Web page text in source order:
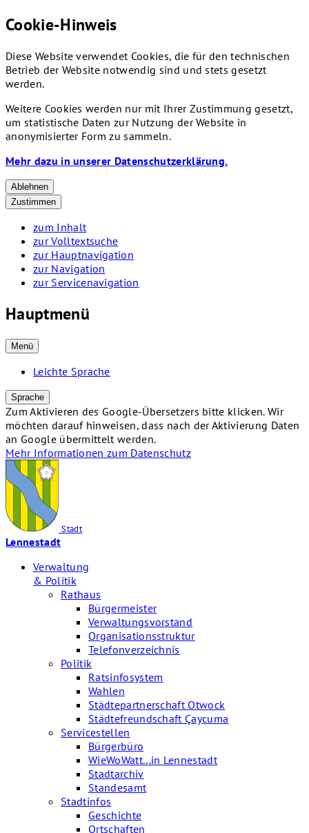
Cookie-Hinweis
Diese Website verwendet Cookies, die für den technischen
Betrieb der Website notwendig sind und stets gesetzt
werden.
Weitere Cookies werden nur mit Ihrer Zustimmung gesetzt,
um statistische Daten zur Nutzung der Website in
anonymisierter Form zu sammeln.
Mehr dazu in unserer Datenschutzerklärung.
Ablehnen
Zustimmen
zum Inhalt
zur Volltextsuche
zur Hauptnavigation
zur Navigation
zur Servicenavigation
Hauptmenü
Menü
Leichte Sprache
Sprache
Zum Aktivieren des Google-Übersetzers bitte klicken. Wir
möchten darauf hinweisen, dass nach der Aktivierung Daten
an Google übermittelt werden.
Mehr Informationen zum Datenschutz
Stadt
Lennestadt
Verwaltung
& Politik
Rathaus
Bürgermeister
Verwaltungsvorstand
Organisationsstruktur
Telefonverzeichnis
Politik
Ratsinfosystem
Wahlen
Städtepartnerschaft Otwock
Städtefreundschaft Çaycuma
Servicestellen
Bürgerbüro
WieWoWatt...in Lennestadt
Stadtarchiv
Standesamt
Stadtinfos
Geschichte
Ortschaften